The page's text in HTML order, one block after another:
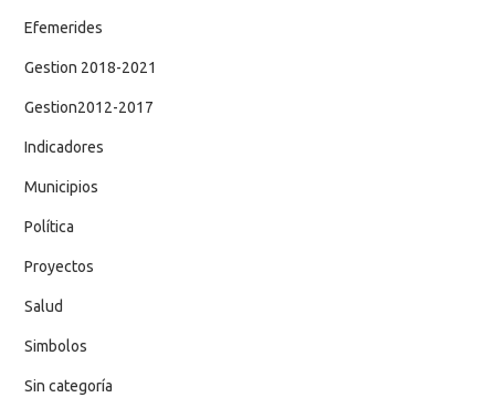
Efemerides
Gestion 2018-2021
Gestion2012-2017
Indicadores
Municipios
Política
Proyectos
Salud
Simbolos
Sin categoría